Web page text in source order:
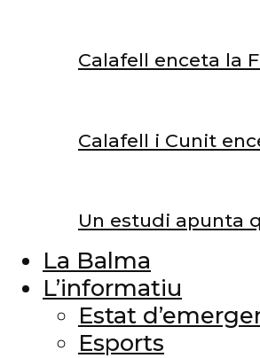
Calafell enceta la
Calafell i Cunit
Un estudi apunta
La Balma
L’informatiu
Estat
Esports